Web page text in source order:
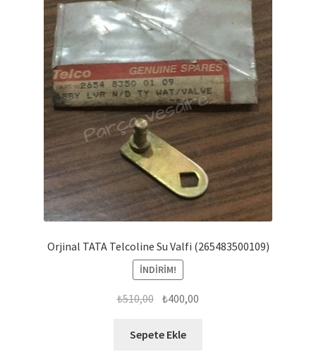
Orjinal TATA Telcoline Su Valfi (265483500109)
İNDIRIM!
₺510,00 Orijinal
₺510,00.
₺400,00
Sepete Ekle